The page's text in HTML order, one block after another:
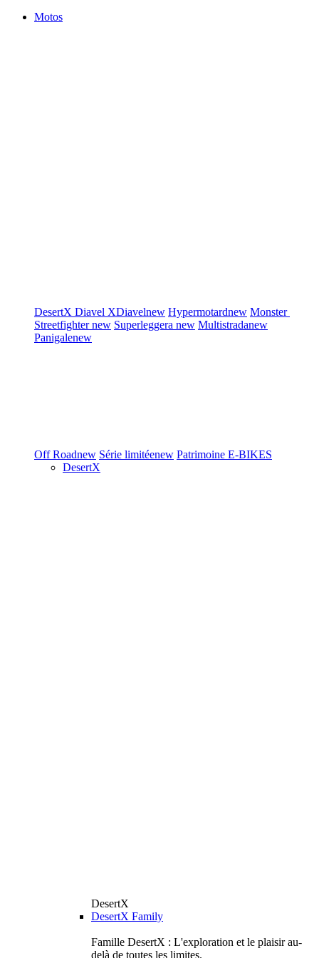
Motos
DesertX Diavel XDiavelnew Hypermotardnew Monster
Streetfighternew Superleggera new Multistradanew
Panigalenew
Off Roadnew Série limitéenew Patrimoine E-BIKES
DesertX
DesertX
DesertX Family
Famille DesertX : L'exploration et le plaisir au-
delà de toutes les limites.